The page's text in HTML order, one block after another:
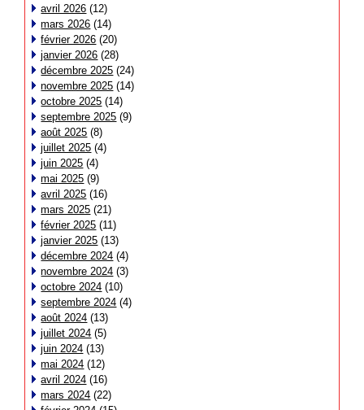
avril 2026 (12)
mars 2026 (14)
février 2026 (20)
janvier 2026 (28)
décembre 2025 (24)
novembre 2025 (14)
octobre 2025 (14)
septembre 2025 (9)
août 2025 (8)
juillet 2025 (4)
juin 2025 (4)
mai 2025 (9)
avril 2025 (16)
mars 2025 (21)
février 2025 (11)
janvier 2025 (13)
décembre 2024 (4)
novembre 2024 (3)
octobre 2024 (10)
septembre 2024 (4)
août 2024 (13)
juillet 2024 (5)
juin 2024 (13)
mai 2024 (12)
avril 2024 (16)
mars 2024 (22)